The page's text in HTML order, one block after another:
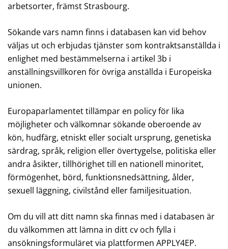
arbetsorter, främst Strasbourg.
Sökande vars namn finns i databasen kan vid behov
väljas ut och erbjudas tjänster som kontraktsanställda i
enlighet med bestämmelserna i artikel 3b i
anställningsvillkoren för övriga anställda i Europeiska
unionen.
Europaparlamentet tillämpar en policy för lika
möjligheter och välkomnar sökande oberoende av
kön, hudfärg, etniskt eller socialt ursprung, genetiska
särdrag, språk, religion eller övertygelse, politiska eller
andra åsikter, tillhörighet till en nationell minoritet,
förmögenhet, börd, funktionsnedsättning, ålder,
sexuell läggning, civilstånd eller familjesituation.
Om du vill att ditt namn ska finnas med i databasen är
du välkommen att lämna in ditt cv och fylla i
ansökningsformuläret via plattformen APPLY4EP.